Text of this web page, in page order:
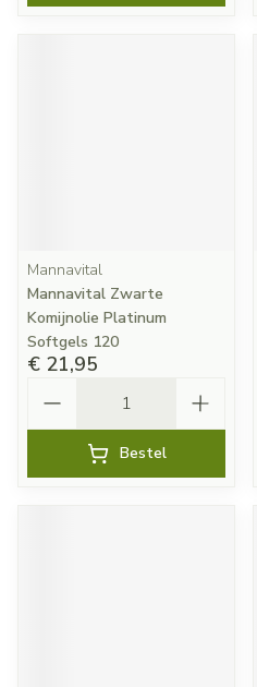
Mannavital
Mannavital Zwarte
Komijnolie Platinum
Softgels 120
€ 21,95
Bestel